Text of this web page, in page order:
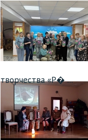
творчества «Р� ...